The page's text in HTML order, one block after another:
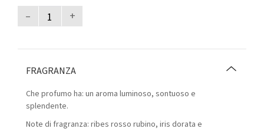
– +
FRAGRANZA
Che profumo ha: un aroma luminoso, sontuoso e
splendente.
Note di fragranza: ribes rosso rubino, iris dorata e